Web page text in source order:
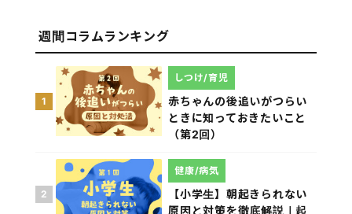
週間コラムランキング
1
赤ちゃんの後追いがつらい
ときに知っておきたいこと
（第2回）
しつけ/育児
2
【小学生】朝起きられない
原因と対策を徹底解説｜起
健康/病気